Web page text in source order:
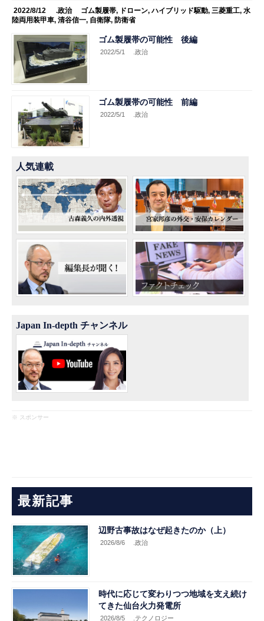
2022/8/12 .政治 ゴム製履帯, ドローン,ハイブリッド駆動, 三菱重工, 水
陸両用装甲車,清谷信一, 自衛隊, 防衛省
ゴム製履帯の可能性 後編
2022/5/1 .政治
ゴム製履帯の可能性 前編
2022/5/1 .政治
人気連載
Japan In-depth チャンネル
※ スポンサー
最新記事
辺野古事故はなぜ起きたのか（上）
2026/8/6 .政治
時代に応じて変わりつつ地域を支え続け
てきた仙台火力発電所
2026/8/5 .テクノロジー